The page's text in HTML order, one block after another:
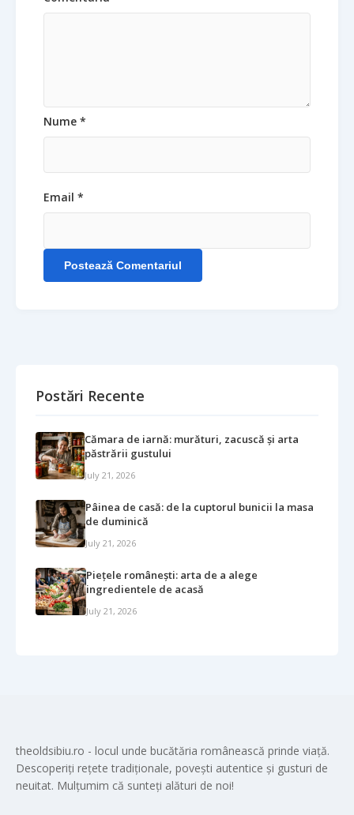
Nume *
Email *
Postează Comentariul
Postări Recente
Cămara de iarnă: murături, zacuscă și arta
păstrării gustului
July 21, 2026
Pâinea de casă: de la cuptorul bunicii la masa
de duminică
July 21, 2026
Piețele românești: arta de a alege
ingredientele de acasă
July 21, 2026
theoldsibiu.ro - locul unde bucătăria românească prinde viață.
Descoperiți rețete tradiționale, povești autentice și gusturi de
neuitat. Mulțumim că sunteți alături de noi!